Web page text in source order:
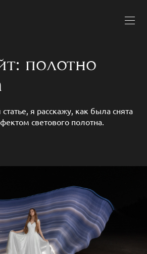
полотно
я расскажу, как была снята
светового полотна.